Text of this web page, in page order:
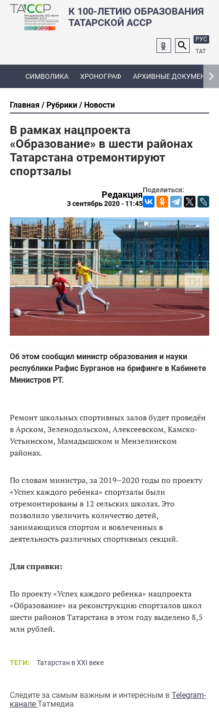
К 100-ЛЕТИЮ ОБРАЗОВАНИЯ
ТАТАРСКОЙ АССР
РУС
ТАТ
СИМВОЛИКА ХРОНОГРАФ АРХИВНЫЕ ДОКУМЕНТЫ
Главная Рубрики Новости
В рамках нацпроекта
«Образование» в шести районах
Татарстана отремонтируют
спортзалы
Поделиться:
Редакция
3 сентябрь 2020 - 11:45
Об этом сообщил министр образования и науки
республики Рафис Бурганов на брифинге в Кабинете
Министров РТ.
Ремонт школьных спортивных залов будет проведён
в Арском, Зеленодольском, Алексеевском, Камско-
Устьинском, Мамадышском и Мензелинском
районах.
По словам министра, за 2019–2020 годы по проекту
«Успех каждого ребенка» спортзалы были
отремонтированы в 12 сельских школах. Это
позволило увеличить количество детей,
занимающихся спортом и вовлеченных в
деятельность различных спортивных секций.
Для справки:
По проекту «Успех каждого ребенка» нацпроекта
«Образование» на реконструкцию спортзалов школ
шести районов Татарстана в этом году выделено 8,5
млн рублей.
ТЕГИ: Татарстан в XXI веке
Следите за самым важным и интересным в Telegram-
канале Татмедиа